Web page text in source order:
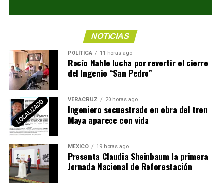
NOTICIAS
POLÍTICA 11 horas ago
Rocío Nahle lucha por revertir el cierre
del Ingenio “San Pedro”
VERACRUZ 20 horas ago
Ingeniero secuestrado en obra del tren
Maya aparece con vida
MÉXICO 19 horas ago
Presenta Claudia Sheinbaum la primera
Jornada Nacional de Reforestación